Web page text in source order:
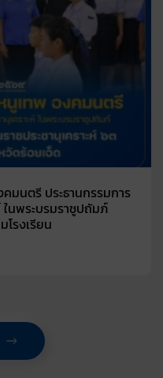
มนตรี ประธานกรรมการ
ในพระบรมราชูปถัมภ์
รงเรียน